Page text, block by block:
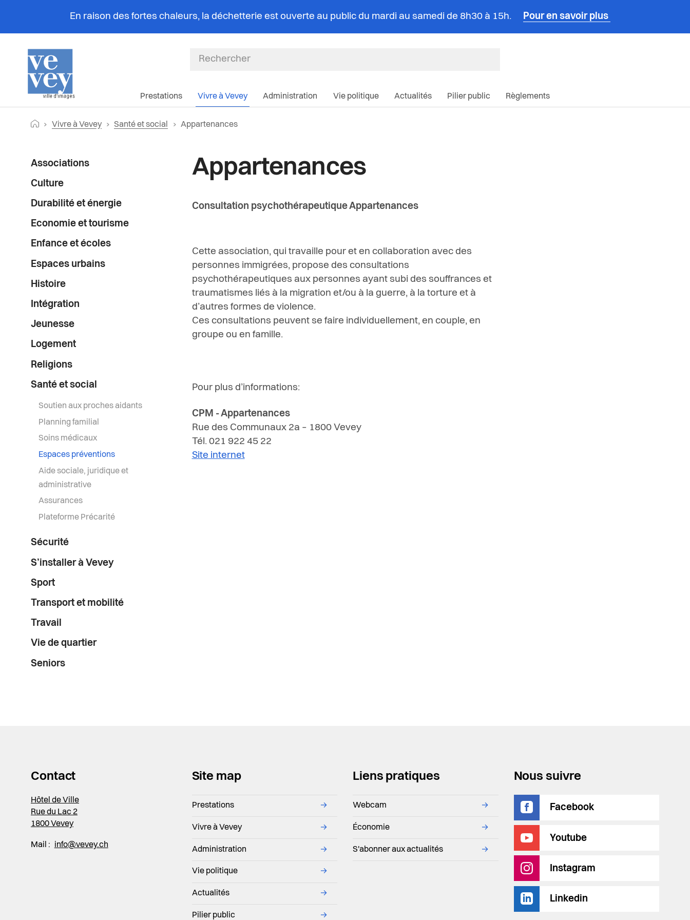
En raison des fortes chaleurs, la déchetterie est ouverte au public du mardi au samedi de 8h30 à 15h. Pour en savoir plus
Prestations Vivre à Vevey Administration Vie politique Actualités Pilier public Règlements
FilRetourner vers la page d'accueil
Vivre à Vevey Santé et social Page actuelle:
Appartenances
Appartenances
Consultation psychothérapeutique Appartenances
Cette association, qui travaille pour et en collaboration avec des
personnes immigrées, propose des consultations
psychothérapeutiques aux personnes ayant subi des souffrances et
traumatismes liés à la migration et/ou à la guerre, à la torture et à
d’autres formes de violence.
Ces consultations peuvent se faire individuellement, en couple, en
groupe ou en famille.
Pour plus d’informations:
CPM - Appartenances
Rue des Communaux 2a – 1800 Vevey
Tél. 021 922 45 22
Site internet
Menu
latéral
Associations
Culture
Durabilité et énergie
Economie et tourisme
Enfance et écoles
Espaces urbains
Histoire
Intégration
Jeunesse
Logement
Religions
Santé et social
Soutien aux proches aidants
Planning familial
Soins médicaux
Espaces préventions
Aide sociale, juridique et
administrative
Assurances
Plateforme Précarité
Sécurité
S’installer à Vevey
Sport
Transport et mobilité
Travail
Vie de quartier
Seniors
Contact
Hôtel de Ville
Rue du Lac 2
1800 Vevey
Mail : info@vevey.ch
Site map
Prestations →
Vivre à Vevey →
Administration →
Vie politique →
Actualités →
Pilier public →
Liens pratiques
Webcam →
Économie →
S'abonner aux actualités →
Nous suivre
Facebook
Youtube
Instagram
Linkedin